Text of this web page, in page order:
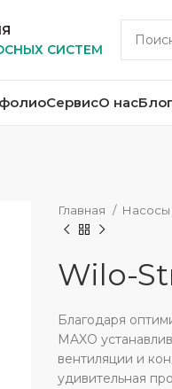
СИСТЕМ
СервисО насБлог
Главная Насосы
Wilo-
Благодаря
MAXO
вентиляции и
удивительная